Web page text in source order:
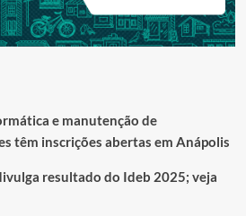
e manutenção de
têm inscrições abertas em Anápolis
resultado do Ideb 2025; veja